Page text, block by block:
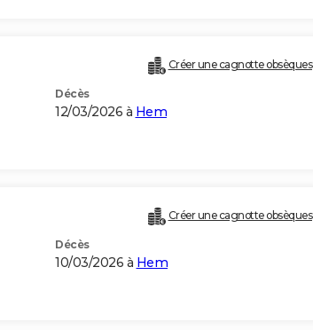
Créer une cagnotte obsèques
Décès
12/03/2026 à Hem
Créer une cagnotte obsèques
Décès
10/03/2026 à Hem